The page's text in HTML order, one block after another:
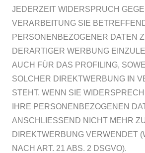
JEDERZEIT WIDERSPRUCH
VERARBEITUNG SIE
PERSONENBEZOGENER DATEN
DERARTIGER WERBUNG
AUCH FÜR DAS PROFILING,
SOLCHER DIREKTWERBUNG IN
STEHT. WENN SIE
IHRE PERSONENBEZOGENEN
ANSCHLIESSEND NICHT MEHR
DIREKTWERBUNG VERWENDET
NACH ART. 21 ABS. 2 DSGVO).